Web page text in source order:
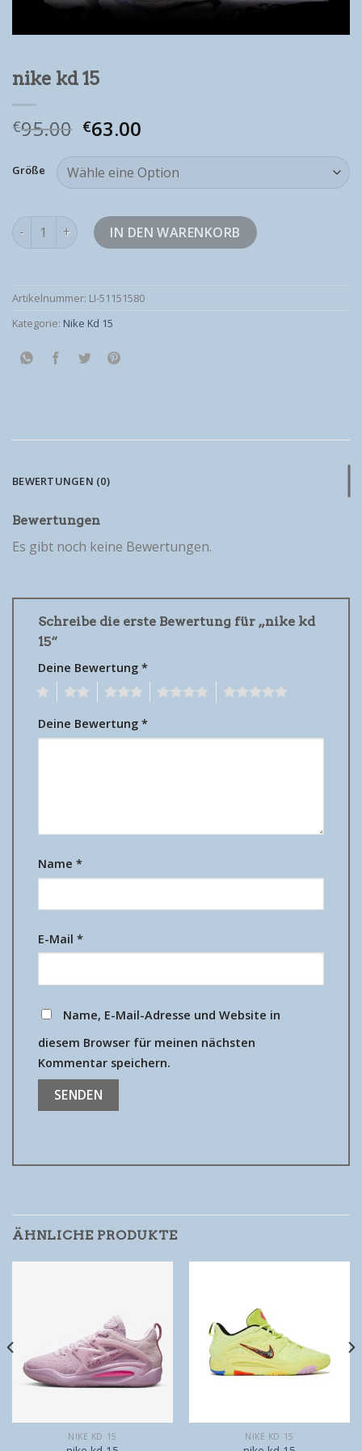
nike kd 15
€95.00 €63.00
Größe
nike kd 15 MengeIN DEN WARENKORB
Artikelnummer: LI-51151580
Kategorie: Nike Kd 15
BEWERTUNGEN (0)
Bewertungen
Es gibt noch keine Bewertungen.
Schreibe die erste Bewertung für „nike kd
15“
Deine Bewertung *
Deine Bewertung *
Name *
E-Mail *
Name, E-Mail-Adresse und Website in
diesem Browser für meinen nächsten
Kommentar speichern.
ÄHNLICHE PRODUKTE
NIKE KD 15 NIKE KD 15